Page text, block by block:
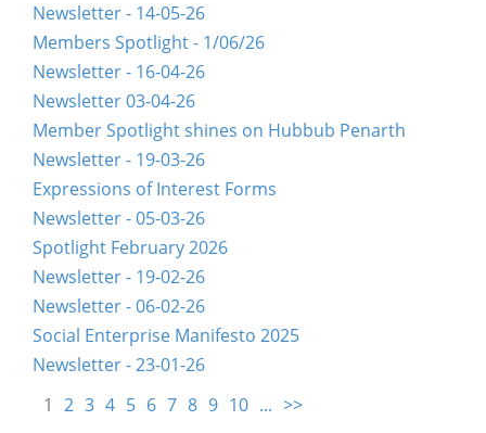
Newsletter - 14-05-26
Members Spotlight - 1/06/26
Newsletter - 16-04-26
Newsletter 03-04-26
Member Spotlight shines on Hubbub Penarth
Newsletter - 19-03-26
Expressions of Interest Forms
Newsletter - 05-03-26
Spotlight February 2026
Newsletter - 19-02-26
Newsletter - 06-02-26
Social Enterprise Manifesto 2025
Newsletter - 23-01-26
1 2 3 4 5 6 7 8 9 10 ... >>